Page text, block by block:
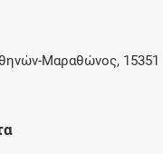
Μαραθώνος, 15351